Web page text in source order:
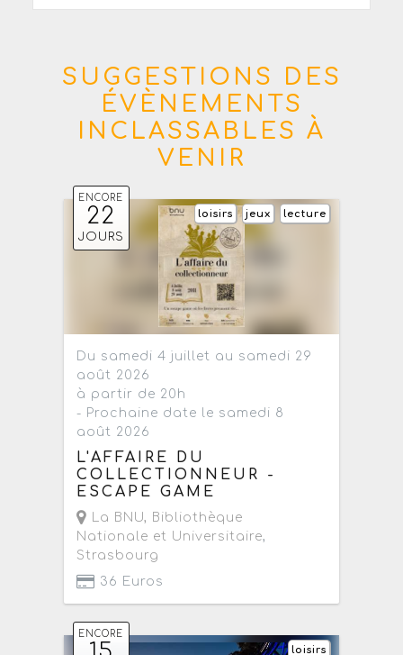
SUGGESTIONS DES
ÉVÈNEMENTS
INCLASSABLES À
VENIR
ENCORE
22
JOURS
lecture
jeux
loisirs
Du samedi 4 juillet au samedi 29
août 2026
à partir de 20h
- Prochaine date le samedi 8
août 2026
L'AFFAIRE DU
COLLECTIONNEUR -
ESCAPE GAME
La BNU, Bibliothèque
Nationale et Universitaire,
Strasbourg
36 Euros
ENCORE
loisirs